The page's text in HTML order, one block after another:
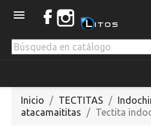

Inicio TECTITAS
atacamaititas
Tectita